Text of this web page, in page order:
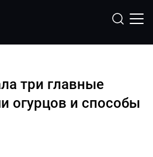
три главные
огурцов и способы